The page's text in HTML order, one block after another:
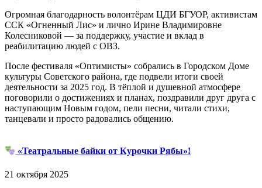
Огромная благодарность волонтёрам ЦДИ БГУОР, активистам
ССК «Огненный Лис» и лично Ирине Владимировне
Колесниковой — за поддержку, участие и вклад в
реабилитацию людей с ОВЗ.
После фестиваля «Оптимисты» собрались в Городском Доме
культуры Советского района, где подвели итоги своей
деятельности за 2025 год. В тёплой и душевной атмосфере
поговорили о достижениях и планах, поздравили друг друга с
наступающим Новым годом, пели песни, читали стихи,
танцевали и просто радовались общению.
«Театральные байки от Курочки Рябы»!
21 октября 2025